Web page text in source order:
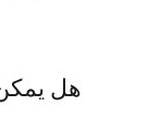
هل يمكن